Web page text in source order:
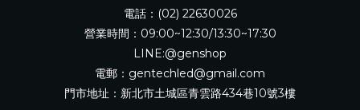
電話：(02) 22630026
營業時間：09:00~12:30/13:30~17:30
LINE:@genshop
電郵：gentechled@gmail.com
門市地址：新北市土城區青雲路434巷10號3樓